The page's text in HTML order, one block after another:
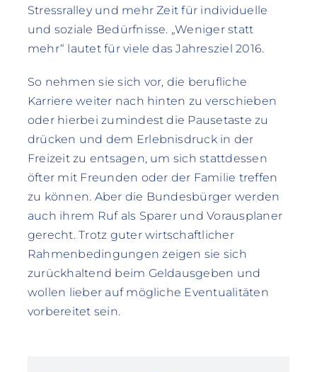
Stressralley und mehr Zeit für individuelle
und soziale Bedürfnisse. „Weniger statt
mehr“ lautet für viele das Jahresziel 2016.
So nehmen sie sich vor, die berufliche
Karriere weiter nach hinten zu verschieben
oder hierbei zumindest die Pausetaste zu
drücken und dem Erlebnisdruck in der
Freizeit zu entsagen, um sich stattdessen
öfter mit Freunden oder der Familie treffen
zu können. Aber die Bundesbürger werden
auch ihrem Ruf als Sparer und Vorausplaner
gerecht. Trotz guter wirtschaftlicher
Rahmenbedingungen zeigen sie sich
zurückhaltend beim Geldausgeben und
wollen lieber auf mögliche Eventualitäten
vorbereitet sein.